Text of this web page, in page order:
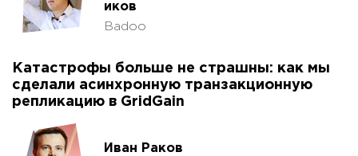
иков
Badoo
Катастрофы больше не страшны: как мы
сделали асинхронную транзакционную
репликацию в GridGain
Иван Раков